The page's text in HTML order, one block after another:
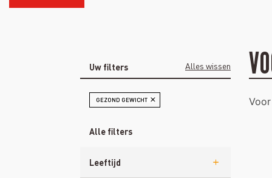
Uw filters Alles wissen
GEZOND GEWICHT FILTER VERWIJDEREN MOMENTEEL
Alle filters
Leeftijd
-